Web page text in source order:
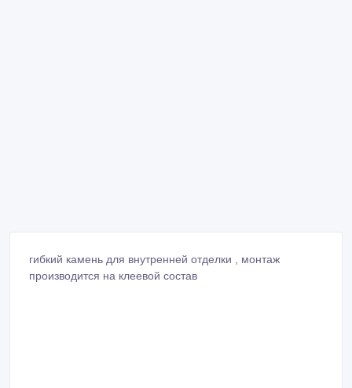
гибкий камень для внутренней отделки , монтаж
производится на клеевой состав